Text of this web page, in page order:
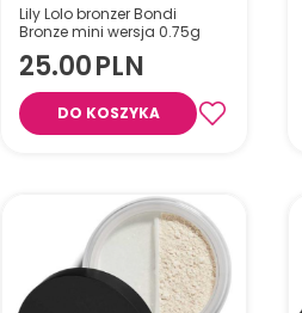
Lily Lolo bronzer Bondi
Bronze mini wersja 0.75g
25.00PLN
DO KOSZYKA